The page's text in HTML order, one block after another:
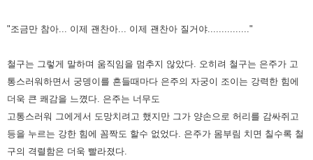
"조금만 참아... 이제 괜찬아... 이제 괜찬아 질거야..............."
철구는 그렇게 말하며 움직임을 멈추지 않았다. 오히려 철구는 은주가 고
통스러워하면서 궁뎅이를 흔들때마다 은주의 자궁이 조이는 강력한 힘에
더욱 큰 쾌감을 느꼈다. 은주는 너무도
고통스러워 그에게서 도망치려고 했지만 그가 양손으로 허리를 감싸쥐고
등을 누르는 강한 힘에 꼼짝도 할수 없었다. 은주가 몸부림 치면 칠수록 철
구의 격렬함은 더욱 빨라졌다.